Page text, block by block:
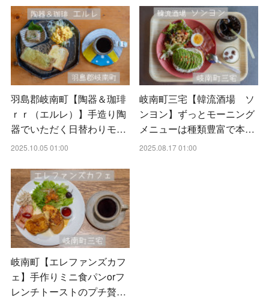
羽島郡岐南町【陶器＆珈琲
ｒｒ（エルレ）】手造り陶
器でいただく日替わりモ…
2025.10.05 01:00
岐南町三宅【韓流酒場 ソ
ンヨン】ずっとモーニング
メニューは種類豊富で本…
2025.08.17 01:00
岐南町【エレファンズカフ
ェ】手作りミニ食パンorフ
レンチトーストのプチ贅…